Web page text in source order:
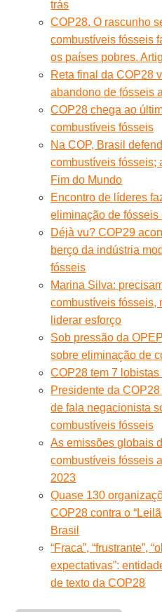
trás
COP28. O rascunho
combustíveis fósseis
os países pobres.
Reta final da COP28
abandono de fósseis
COP28 chega ao
combustíveis fósseis
Na COP, Brasil
combustíveis fósseis;
Fim do Mundo
Encontro de líderes
eliminação de fósseis
Déjà vu? COP29
berço da indústria
fósseis
Marina Silva:
combustíveis fósseis,
liderar esforço
Sob pressão da
sobre eliminação de
COP28 tem 7
Presidente da
de fala negacionista
combustíveis fósseis
As emissões globais
combustíveis fósseis
2023
Quase 130
COP28 contra o
Brasil
“Fraca”, “frustrante”,
expectativas”:
de texto da COP28